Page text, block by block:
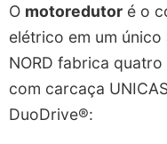
O motoredutor é o
elétrico em um
NORD fabrica
com carcaça
DuoDrive®: